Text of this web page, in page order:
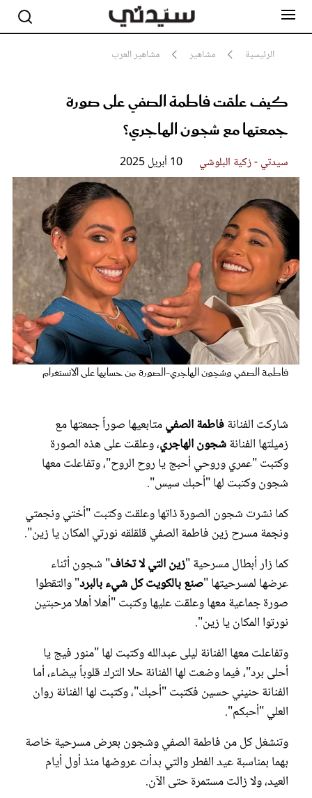
الرئيسية مشاهير مشاهير العرب
كيف علقت فاطمة الصفي على صورة
جمعتها مع شجون الهاجري؟
سيدتي - زكية البلوشي 10 أبريل 2025
فاطمة الصفي وشجون الهاجري-الصورة من حسابها على الانستغرام
شاركت الفنانةفاطمة الصفيمتابعيها صوراً جمعتها مع
زميلتها الفنانةشجون الهاجري، وعلقت على هذه الصورة
وكتبت "عمري وروحي أحبج يا روح الروح"، وتفاعلت معها
شجون وكتبت لها "أحبك سيس".
كما نشرت شجون الصورة ذاتها وعلقت وكتبت "أختي ونجمتي
ونجمة مسرح زين فاطمة الصفي قلقلقه نورتي المكان يا زين".
كما زار أبطال مسرحية "زين التي لا تخاف" شجون أثناء
عرضها لمسرحيتها "صنع بالكويت كل شيء بالبرد" والتقطوا
صورة جماعية معها وعلقت عليها وكتبت "أهلا أهلا مرحبتين
نورتوا المكان يا زين".
وتفاعلت معها الفنانة ليلى عبدالله وكتبت لها "منور فيج يا
أحلى برد"، فيما وضعت لها الفنانة حلا الترك قلوباً بيضاء، أما
الفنانة حنيني حسين فكتبت "أحبك"، وكتبت لها الفنانة روان
العلي "أحبكم".
وتنشغل كل من فاطمة الصفي وشجون بعرض مسرحية خاصة
بهما بمناسبة عيد الفطر والتي بدأت عروضها منذ أول أيام
العيد، ولا زالت مستمرة حتى الآن.
مشاهير
جمال
سيدتي وطفلك
لايف ستايل
بلس+
فيديو
مطبخ سيدتي
مقالات الرأي
ستايل
تقارير
عروس سيدتي
مجلة سيدتي
غلاف رفمي